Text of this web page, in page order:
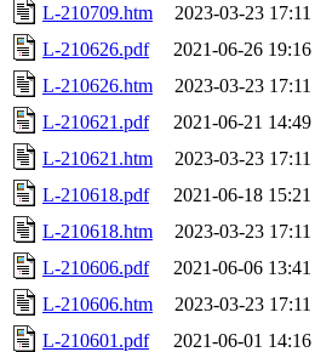
L-210709.htm
2023-03-23 17:11
L-210626.pdf
2021-06-26 19:16
L-210626.htm
2023-03-23 17:11
L-210621.pdf
2021-06-21 14:49
L-210621.htm
2023-03-23 17:11
L-210618.pdf
2021-06-18 15:21
L-210618.htm
2023-03-23 17:11
L-210606.pdf
2021-06-06 13:41
L-210606.htm
2023-03-23 17:11
L-210601.pdf
2021-06-01 14:16